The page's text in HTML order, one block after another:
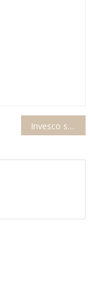
Invesco s&p 500 high dividend low volatility etf